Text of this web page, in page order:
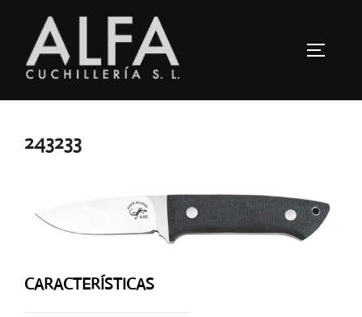
contenido
243233
CARACTERÍSTICAS